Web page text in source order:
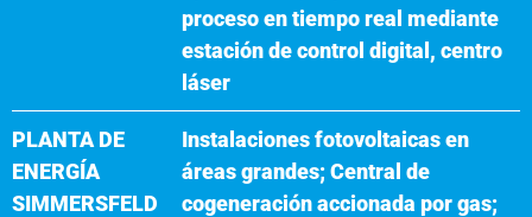
proceso en tiempo real mediante
estación de control digital, centro
láser
PLANTA DE
ENERGÍA
SIMMERSFELD
Instalaciones fotovoltaicas en
áreas grandes; Central de
cogeneración accionada por gas;